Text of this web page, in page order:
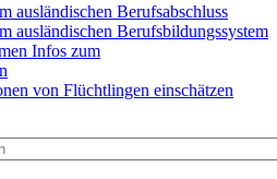
ausländischen Berufsabschluss
ausländischen Berufsbildungssystem
Infos zum
von Flüchtlingen einschätzen